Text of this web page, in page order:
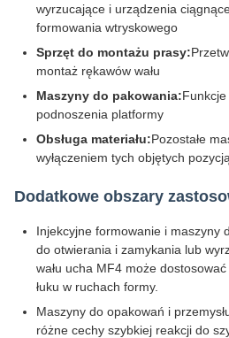
wyrzucające i urządzenia
formowania wtryskowego
Sprzęt do montażu prasy:
montaż rękawów wału
Maszyny do pakowania:
podnoszenia platformy
Obsługa materiału:Pozostałe
wyłączeniem tych objętych
Dodatkowe obszary
Injekcyjne formowanie i maszyny
do otwierania i zamykania lub
wału ucha MF4 może
łuku w ruchach formy.
Maszyny do opakowań i
różne cechy szybkiej reakcji do